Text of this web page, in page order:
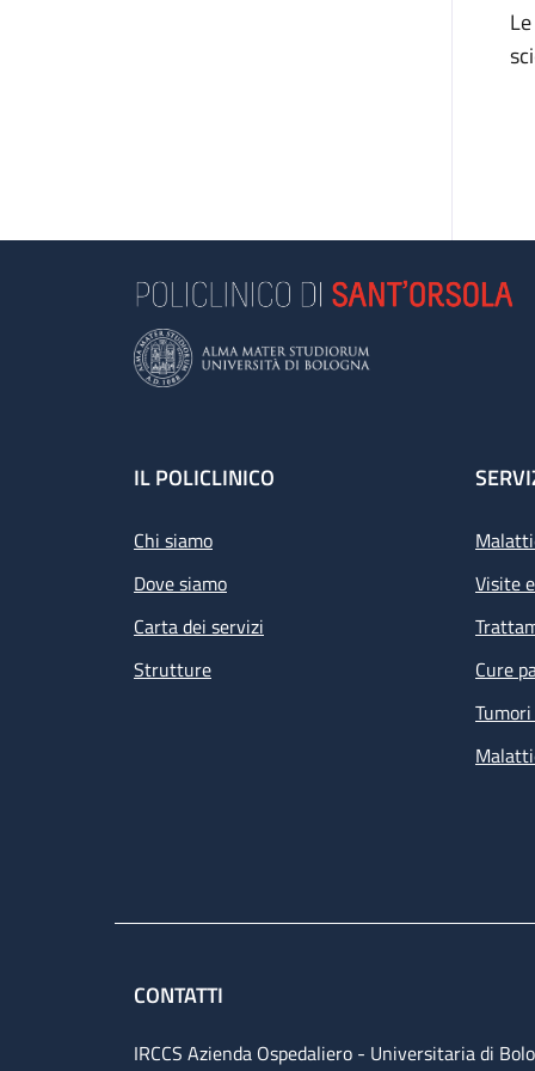
Footer
IL POLICLINICO
Chi siamo
Dove siamo
Carta dei servizi
Strutture
Visite
Cure
CONTATTI
IRCCS Azienda Ospedaliero - Universitaria di